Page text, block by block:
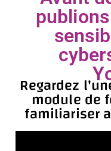
Regardez
module de
familiariser